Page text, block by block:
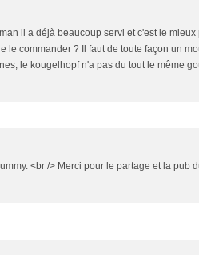
il a déjà beaucoup servi et c'est le
le commander ? Il faut de toute façon un
le kougelhopf n'a pas du tout le même
<br /> Merci pour le partage et la pub